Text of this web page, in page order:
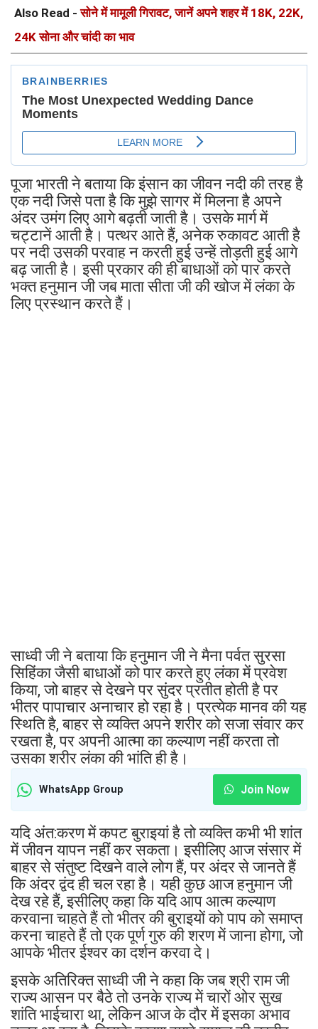
Also Read -सोने में मामूली गिरावट, जानें अपने शहर में 18K, 22K,
24K सोना और चांदी का भाव
पूजा भारती ने बताया कि इंसान का जीवन नदी की तरह है
एक नदी जिसे पता है कि मुझे सागर में मिलना है अपने
अंदर उमंग लिए आगे बढ़ती जाती है। उसके मार्ग में
चट्टानें आती है। पत्थर आते हैं, अनेक रुकावट आती है
पर नदी उसकी परवाह न करती हुई उन्हें तोड़ती हुई आगे
बढ़ जाती है। इसी प्रकार की ही बाधाओं को पार करते
भक्त हनुमान जी जब माता सीता जी की खोज में लंका के
लिए प्रस्थान करते हैं।
साध्वी जी ने बताया कि हनुमान जी ने मैना पर्वत सुरसा
सिहिंका जैसी बाधाओं को पार करते हुए लंका में प्रवेश
किया, जो बाहर से देखने पर सुंदर प्रतीत होती है पर
भीतर पापाचार अनाचार हो रहा है। प्रत्येक मानव की यह
स्थिति है, बाहर से व्यक्ति अपने शरीर को सजा संवार कर
रखता है, पर अपनी आत्मा का कल्याण नहीं करता तो
उसका शरीर लंका की भांति ही है।
WhatsApp Group Join Now
यदि अंत:करण में कपट बुराइयां है तो व्यक्ति कभी भी शांत
में जीवन यापन नहीं कर सकता। इसीलिए आज संसार में
बाहर से संतुष्ट दिखने वाले लोग हैं, पर अंदर से जानते हैं
कि अंदर द्वंद ही चल रहा है। यही कुछ आज हनुमान जी
देख रहे हैं, इसीलिए कहा कि यदि आप आत्म कल्याण
करवाना चाहते हैं तो भीतर की बुराइयों को पाप को समाप्त
करना चाहते हैं तो एक पूर्ण गुरु की शरण में जाना होगा, जो
आपके भीतर ईश्वर का दर्शन करवा दे।
इसके अतिरिक्त साध्वी जी ने कहा कि जब श्री राम जी
राज्य आसन पर बैठे तो उनके राज्य में चारों ओर सुख
शांति भाईचारा था, लेकिन आज के दौर में इसका अभाव